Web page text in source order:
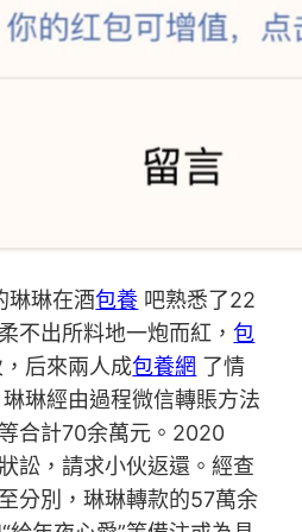
琳琳在酒包養 吧熟悉了22
不出所料地一炮而紅，包
后來兩人成包養網 了情
琳經由過程微信轉賬方法
合計70余萬元。2020
訟，請求小伙返還。經查
分別，琳琳轉款的57萬余